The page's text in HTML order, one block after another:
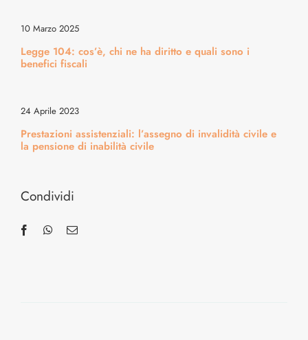
Cura del Corpo & Benessere
Energia & Movimento
Medicina & Dintorni
10 Marzo 2025
Legge 104: cos’è, chi ne ha diritto e quali sono i
benefici fiscali
24 Aprile 2023
Prestazioni assistenziali: l’assegno di invalidità civile e
la pensione di inabilità civile
Condividi